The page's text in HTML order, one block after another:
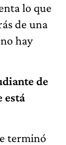
lo que
de una
hay
de
está
terminó